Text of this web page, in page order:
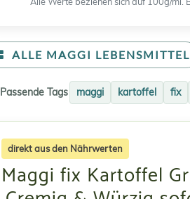
ALLE MAGGI LEBENSMITTEL
Passende Tags maggi kartoffel fix
direkt aus den Nährwerten
Maggi fix Kartoffel